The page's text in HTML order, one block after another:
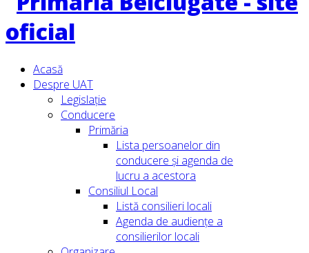
Acasă
Despre UAT
Legislație
Conducere
Primăria
Lista persoanelor din
conducere şi agenda de
lucru a acestora
Consiliul Local
Listă consilieri locali
Agenda de audiențe a
consilierilor locali